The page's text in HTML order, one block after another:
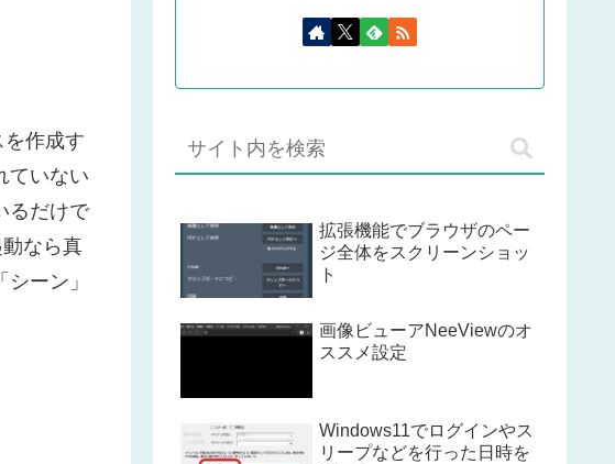
作成す
ていない
るだけで
なら真
ーン」
拡張機能でブラウザのペー
ジ全体をスクリーンショッ
ト
画像ビューアNeeViewのオ
ススメ設定
Windows11でログインやス
リープなどを行った日時を